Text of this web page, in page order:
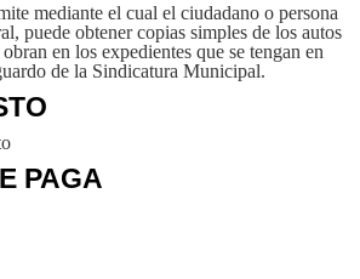
mediante el cual el ciudadano o persona
puede obtener copias simples de los autos
en los expedientes que se tengan en
de la Sindicatura Municipal.
PAGA